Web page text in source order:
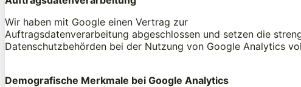
Wir haben mit Google einen Vertrag zur
Auftragsdatenverarbeitung abgeschlossen und setzen die
Datenschutzbehörden bei der Nutzung von Google Analytics
Demografische Merkmale bei Google Analytics